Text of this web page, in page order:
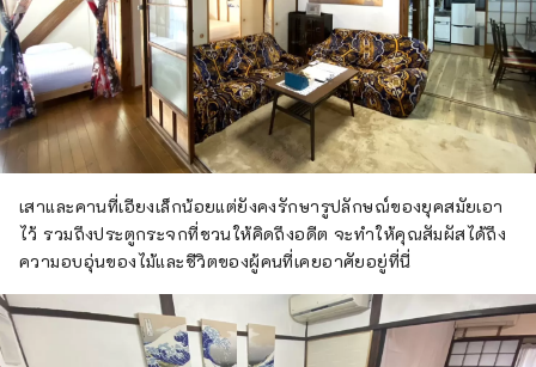
เสาและคานที่เอียงเล็กน้อยแต่ยังคงรักษารูปลักษณ์ของยุคสมัยเอา
ไว้ รวมถึงประตูกระจกที่ชวนให้คิดถึงอดีต จะทำให้คุณสัมผัสได้ถึง
ความอบอุ่นของไม้และชีวิตของผู้คนที่เคยอาศัยอยู่ที่นี่